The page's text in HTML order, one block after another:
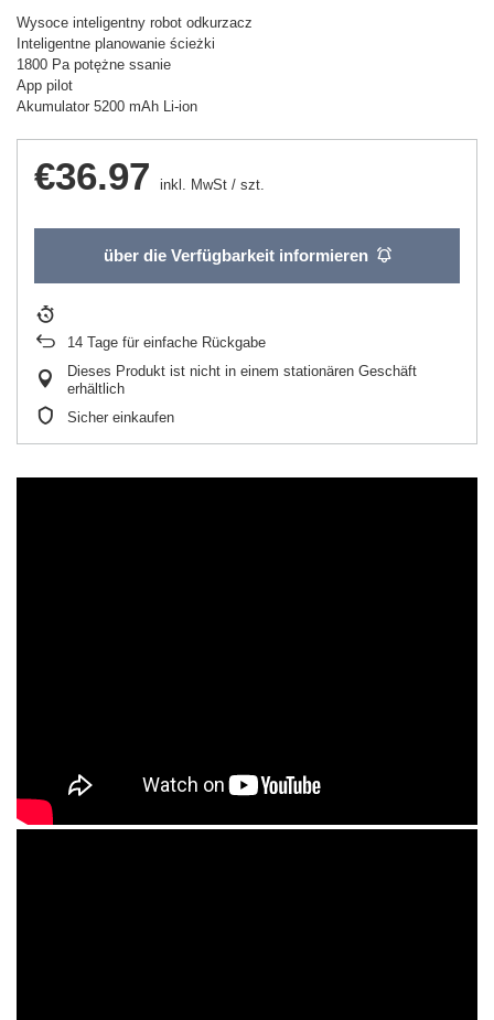
Wysoce inteligentny robot odkurzacz
Inteligentne planowanie ścieżki
1800 Pa potężne ssanie
App pilot
Akumulator 5200 mAh Li-ion
€36.97 inkl. MwSt / szt.
über die Verfügbarkeit informieren
14 Tage für einfache Rückgabe
Dieses Produkt ist nicht in einem stationären Geschäft
erhältlich
Sicher einkaufen